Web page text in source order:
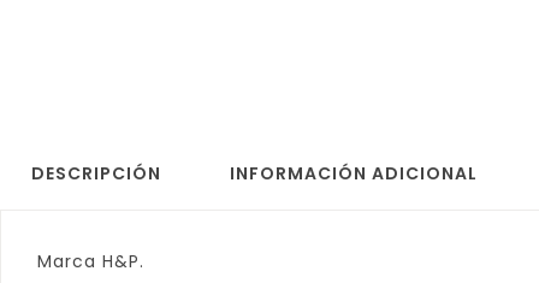
DESCRIPCIÓN INFORMACIÓN ADICIONAL
Marca H&P.